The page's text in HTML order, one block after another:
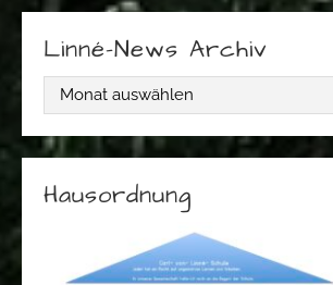
Linné-News Archiv
i
Hausordnung